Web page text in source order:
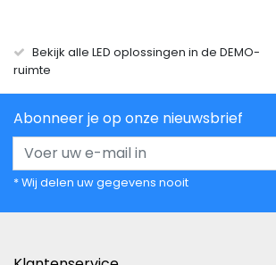
Bekijk alle LED oplossingen in de DEMO-
ruimte
Abonneer je op onze nieuwsbrief
* Wij delen uw gegevens nooit